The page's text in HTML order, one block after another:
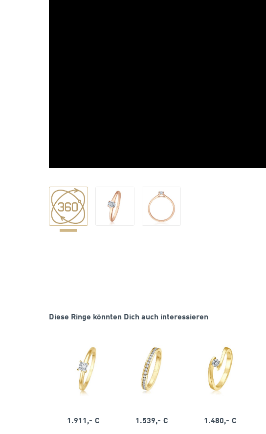
Diese Ringe könnten Dich auch interessieren
1.911,- € 1.539,- € 1.480,- €